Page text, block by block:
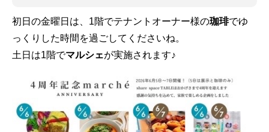
初日の金曜日は、1階でテナントオーナー様の珈琲でゆ
っくりした時間を過ごしてくださいね。
土日は1階でマルシェが実施されます♪